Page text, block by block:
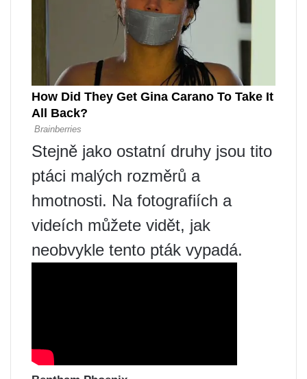
Stejně jako ostatní druhy jsou tito
ptáci malých rozměrů a
hmotnosti. Na fotografiích a
videích můžete vidět, jak
neobvykle tento pták vypadá.